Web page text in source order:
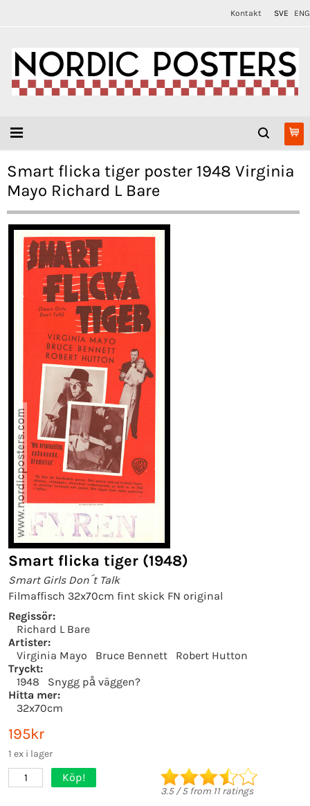
Kontakt SVE ENG
Smart flicka tiger poster 1948 Virginia
Mayo Richard L Bare
Smart flicka tiger (1948)
Smart Girls Don´t Talk
Filmaffisch 32x70cm fint skick FN original
Regissör:
Richard L Bare
Artister:
Virginia Mayo
Bruce Bennett
Robert Hutton
Tryckt:
1948
Snygg på väggen?
Hitta mer:
32x70cm
195kr
1 ex i lager
1 Köp!
3.5/5from 11ratings